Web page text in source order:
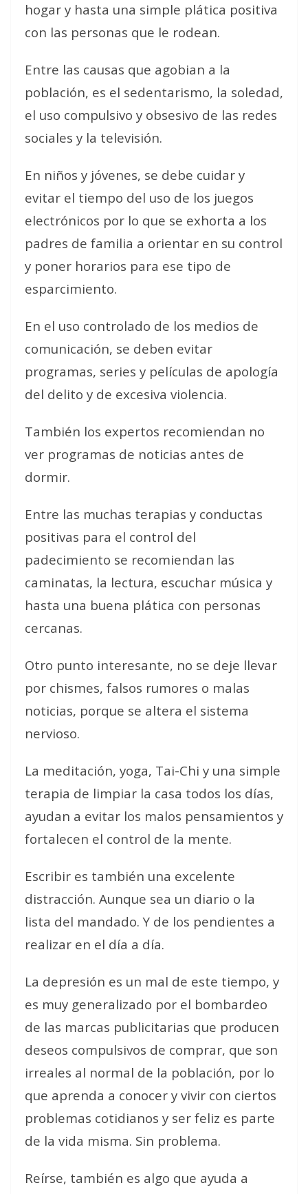
hogar y hasta una simple plática positiva
con las personas que le rodean.
Entre las causas que agobian a la
población, es el sedentarismo, la soledad,
el uso compulsivo y obsesivo de las redes
sociales y la televisión.
En niños y jóvenes, se debe cuidar y
evitar el tiempo del uso de los juegos
electrónicos por lo que se exhorta a los
padres de familia a orientar en su control
y poner horarios para ese tipo de
esparcimiento.
En el uso controlado de los medios de
comunicación, se deben evitar
programas, series y películas de apología
del delito y de excesiva violencia.
También los expertos recomiendan no
ver programas de noticias antes de
dormir.
Entre las muchas terapias y conductas
positivas para el control del
padecimiento se recomiendan las
caminatas, la lectura, escuchar música y
hasta una buena plática con personas
cercanas.
Otro punto interesante, no se deje llevar
por chismes, falsos rumores o malas
noticias, porque se altera el sistema
nervioso.
La meditación, yoga, Tai-Chi y una simple
terapia de limpiar la casa todos los días,
ayudan a evitar los malos pensamientos y
fortalecen el control de la mente.
Escribir es también una excelente
distracción. Aunque sea un diario o la
lista del mandado. Y de los pendientes a
realizar en el día a día.
La depresión es un mal de este tiempo, y
es muy generalizado por el bombardeo
de las marcas publicitarias que producen
deseos compulsivos de comprar, que son
irreales al normal de la población, por lo
que aprenda a conocer y vivir con ciertos
problemas cotidianos y ser feliz es parte
de la vida misma. Sin problema.
Reírse, también es algo que ayuda a